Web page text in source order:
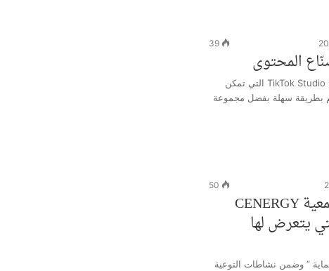
39
المحتوى
أطلقت تيك توك منصتها الجديدة TikTok Studio التي تمكن
بطريقة سهلة بفضل مجموعة
50
طوني خشان رئيس جمعية CENERGY
يتعرض لها
” وضمن نشاطات التوعية